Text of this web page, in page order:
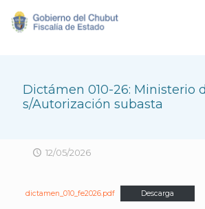
Dictámen 010-26: Ministerio
s/Autorización subasta
12/05/2026
dictamen_010_fe2026.pdf Descarga